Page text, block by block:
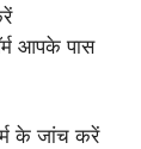
आपके पास
के जांच करें